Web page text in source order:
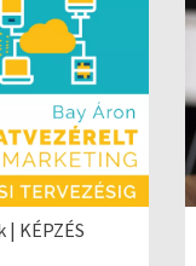
KÉPZÉS